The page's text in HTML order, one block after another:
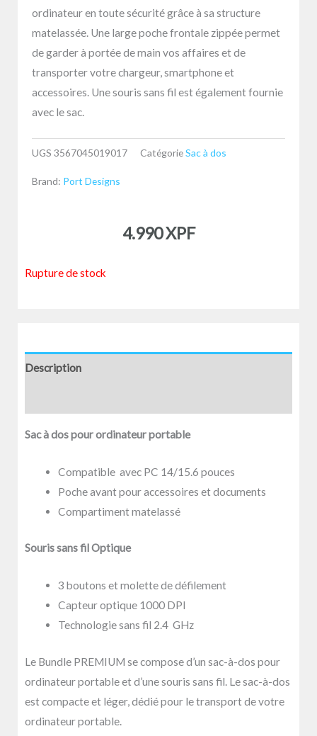
ordinateur en toute sécurité grâce à sa structure
matelassée. Une large poche frontale zippée permet
de garder à portée de main vos affaires et de
transporter votre chargeur, smartphone et
accessoires. Une souris sans fil est également fournie
avec le sac.
UGS 3567045019017 CatégorieSac à dos
Brand: Port Designs
4.990XPF
Rupture de stock
Description
Sac à dos pour ordinateur portable
Compatible avec PC 14/15.6 pouces
Poche avant pour accessoires et documents
Compartiment matelassé
Souris sans fil Optique
3 boutons et molette de défilement
Capteur optique 1000 DPI
Technologie sans fil 2.4 GHz
Le Bundle PREMIUM se compose d’un sac-à-dos pour
ordinateur portable et d’une souris sans fil. Le sac-à-dos
est compacte et léger, dédié pour le transport de votre
ordinateur portable.